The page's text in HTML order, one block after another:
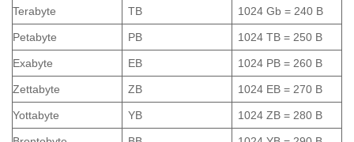
Terabyte TB 1024 Gb = 240 B
Petabyte PB 1024 TB = 250 B
Exabyte EB 1024 PB = 260 B
Zettabyte ZB 1024 EB = 270 B
Yottabyte YB 1024 ZB = 280 B